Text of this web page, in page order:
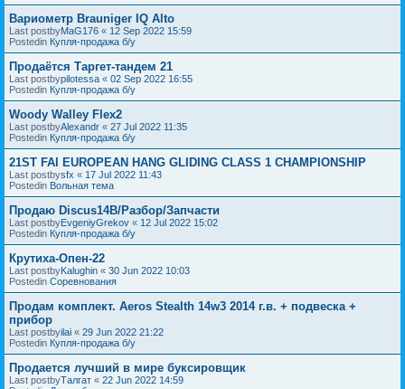
Вариометр Brauniger IQ Alto
Last postbyMaG176 « 12 Sep 2022 15:59
Postedin Купля-продажа б/у
Продаётся Таргет-тандем 21
Last postbypilotessa « 02 Sep 2022 16:55
Postedin Купля-продажа б/у
Woody Walley Flex2
Last postbyAlexandr « 27 Jul 2022 11:35
Postedin Купля-продажа б/у
21ST FAI EUROPEAN HANG GLIDING CLASS 1 CHAMPIONSHIP
Last postbysfx « 17 Jul 2022 11:43
Postedin Вольная тема
Продаю Discus14B/Разбор/Запчасти
Last postbyEvgeniyGrekov « 12 Jul 2022 15:02
Postedin Купля-продажа б/у
Крутиха-Опен-22
Last postbyKalughin « 30 Jun 2022 10:03
Postedin Соревнования
Продам комплект. Aeros Stealth 14w3 2014 г.в. + подвеска +
прибор
Last postbyilai « 29 Jun 2022 21:22
Postedin Купля-продажа б/у
Продается лучший в мире буксировщик
Last postbyТалгат « 22 Jun 2022 14:59